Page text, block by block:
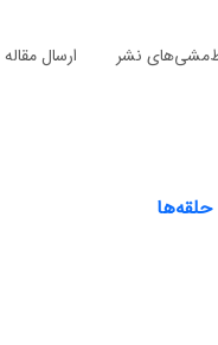
نشر ارسال مقاله